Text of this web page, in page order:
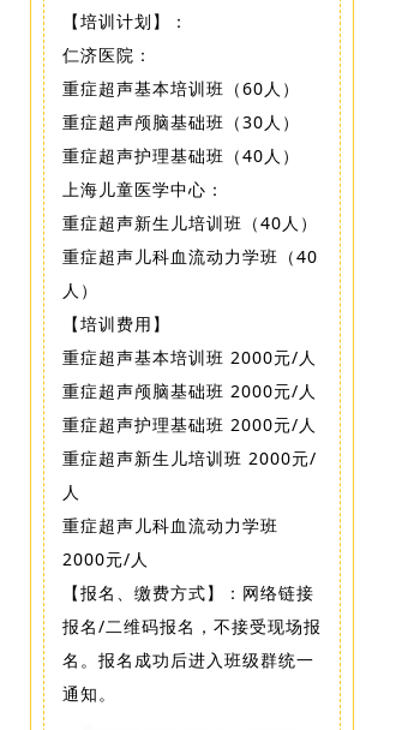
【培训计划】：
仁济医院：
重症超声基本培训班（60人）
重症超声颅脑基础班（30人）
重症超声护理基础班（40人）
上海儿童医学中心：
重症超声新生儿培训班（40人）
重症超声儿科血流动力学班（40
人）
【培训费用】
重症超声基本培训班 2000元/人
重症超声颅脑基础班 2000元/人
重症超声护理基础班 2000元/人
重症超声新生儿培训班 2000元/
人
重症超声儿科血流动力学班
2000元/人
【报名、缴费方式】：网络链接
报名/二维码报名，不接受现场报
名。报名成功后进入班级群统一
通知。